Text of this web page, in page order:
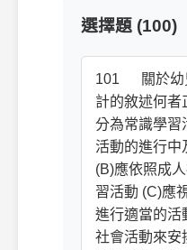
選擇題 (100)
101 關於幼
計的敘述何者
分為常識學習
活動的進行中
(B)應依照成
習活動 (C)應
進行適當的活
社會活動來安